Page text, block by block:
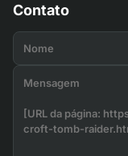
Contato